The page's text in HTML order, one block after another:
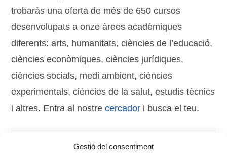
Gestió del consentiment
trobaràs una oferta de més de 650 cursos
desenvolupats a onze àrees acadèmiques
diferents: arts, humanitats, ciències de l’educació,
ciències econòmiques, ciències jurídiques,
ciències socials, medi ambient, ciències
experimentals, ciències de la salut, estudis tècnics
i altres. Entra al nostrecercador i busca el teu.